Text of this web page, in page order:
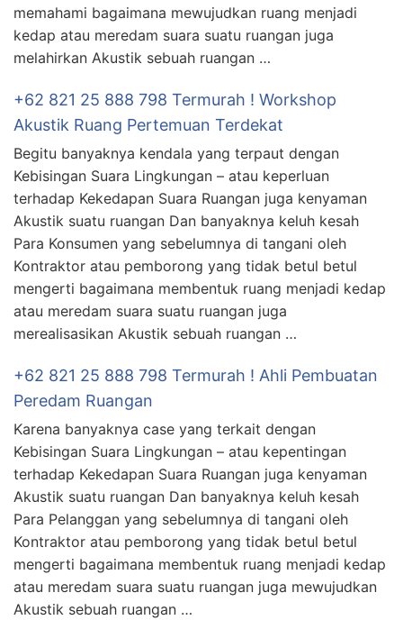
memahami bagaimana mewujudkan ruang menjadi
kedap atau meredam suara suatu ruangan juga
melahirkan Akustik sebuah ruangan …
+62 821 25 888 798 Termurah ! Workshop
Akustik Ruang Pertemuan Terdekat
Begitu banyaknya kendala yang terpaut dengan
Kebisingan Suara Lingkungan – atau keperluan
terhadap Kekedapan Suara Ruangan juga kenyaman
Akustik suatu ruangan Dan banyaknya keluh kesah
Para Konsumen yang sebelumnya di tangani oleh
Kontraktor atau pemborong yang tidak betul betul
mengerti bagaimana membentuk ruang menjadi kedap
atau meredam suara suatu ruangan juga
merealisasikan Akustik sebuah ruangan …
+62 821 25 888 798 Termurah ! Ahli Pembuatan
Peredam Ruangan
Karena banyaknya case yang terkait dengan
Kebisingan Suara Lingkungan – atau kepentingan
terhadap Kekedapan Suara Ruangan juga kenyaman
Akustik suatu ruangan Dan banyaknya keluh kesah
Para Pelanggan yang sebelumnya di tangani oleh
Kontraktor atau pemborong yang tidak betul betul
mengerti bagaimana membentuk ruang menjadi kedap
atau meredam suara suatu ruangan juga mewujudkan
Akustik sebuah ruangan …